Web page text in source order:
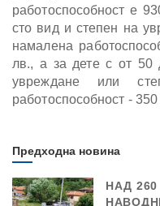
работоспособност е
сто вид и степен на
намалена
лв., а за дете с от 50
увреждане или
работоспособност -
Предходна новина
НАД